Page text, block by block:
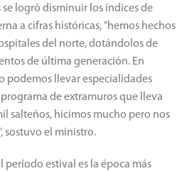
logró disminuir los índices de
a cifras históricas, "hemos hechos
del norte, dotándolos de
de última generación. En
podemos llevar especialidades
de extramuros que lleva
salteños, hicimos mucho pero nos
sostuvo el ministro.
período estival es la época más